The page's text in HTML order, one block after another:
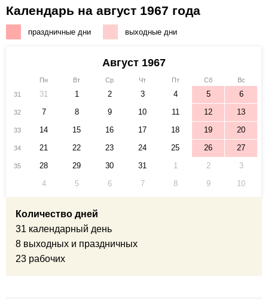
Календарь на август 1967 года
праздничные дни выходные дни
Август 1967
Пн Вт Ср Чт Пт Сб
Вс
31
31 1 2 3 4 5 6
32 7 8 9 10 11 12 13
33 14 15 16 17 18 19 20
34 21 22 23 24 25 26 27
35 28 29 30 31 1 2
3
4
5 6 7 8 9 10
Количество дней
31 календарный день
8 выходных и праздничных
23 рабочих